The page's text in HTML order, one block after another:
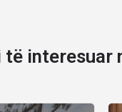
interesuar